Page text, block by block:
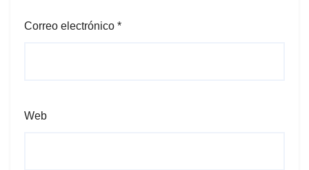
Correo electrónico *
Web